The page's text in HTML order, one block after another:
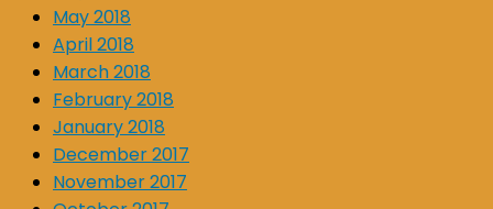
May 2018
April 2018
March 2018
February 2018
January 2018
December 2017
November 2017